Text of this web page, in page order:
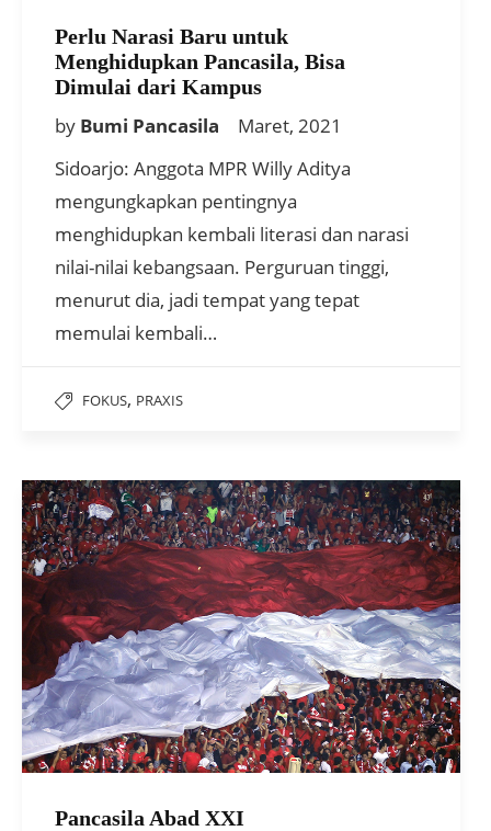
Perlu Narasi Baru untuk
Menghidupkan Pancasila, Bisa
Dimulai dari Kampus
by Bumi Pancasila
Maret, 2021
Sidoarjo: Anggota MPR Willy Aditya
mengungkapkan pentingnya
menghidupkan kembali literasi dan narasi
nilai-nilai kebangsaan. Perguruan tinggi,
menurut dia, jadi tempat yang tepat
memulai kembali…
FOKUS, PRAXIS
Pancasila Abad XXI